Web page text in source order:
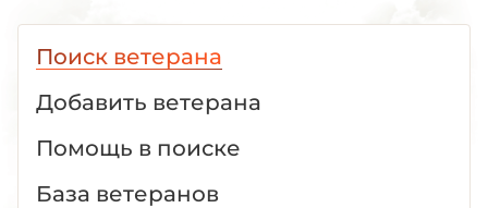
Поиск ветерана
Добавить ветерана
Помощь в поиске
База ветеранов